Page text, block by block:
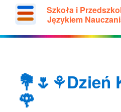
Szkoła i
Językiem
💐🌷⚘️Dzień
🌹